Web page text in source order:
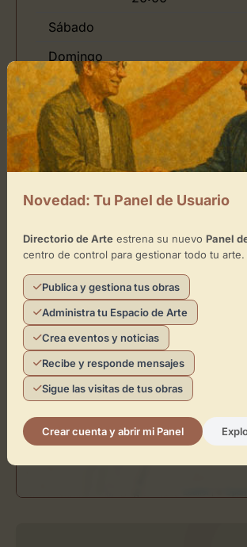
Sábado
Domingo
Ubicación de Galeria 35
Cómo llegar
Galeria 35
−
Toca el mapa para
Activar Mapa
Novedad: Tu Panel de Usuario
Directorio de Arteestrena su nuevo Panel
centro de control para gestionar todo tu arte.
Publica y gestiona tus obras
Administra tu Espacio de Arte
Crea eventos y noticias
Recibe y responde mensajes
Sigue las visitas de tus obras
Crear cuenta y abrir mi Panel